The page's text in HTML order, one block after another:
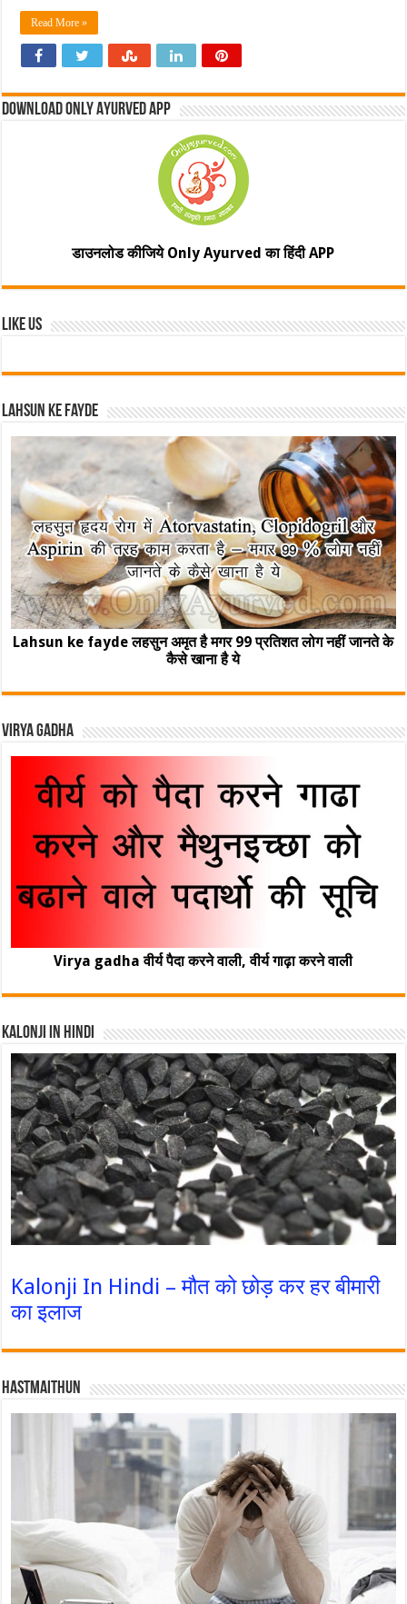
Read More »
Download Only Ayurved App
डाउनलोड कीजिये Only Ayurved का हिंदी APP
Like Us
Lahsun ke fayde
Lahsun ke fayde लहसुन अमृत है मगर 99 प्रतिशत लोग नहीं जानते के
कैसे खाना है ये
Virya Gadha
Virya gadha वीर्य पैदा करने वाली, वीर्य गाढ़ा करने वाली
Kalonji In Hindi
Kalonji In Hindi – मौत को छोड़ कर हर बीमारी
का इलाज
Hastmaithun